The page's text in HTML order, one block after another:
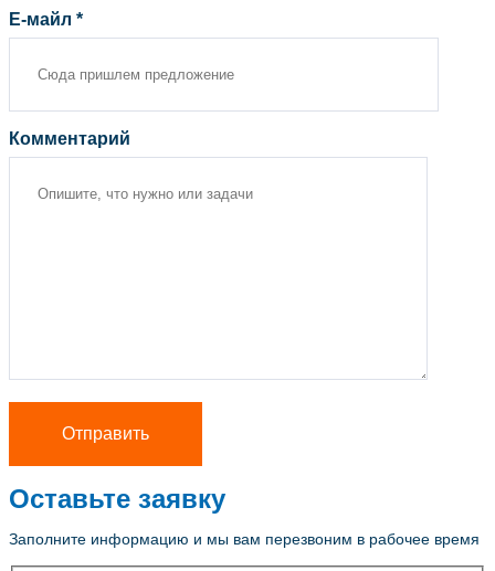
Е-майл *
Комментарий
Оставьте заявку
Заполните информацию и мы вам перезвоним в рабочее время